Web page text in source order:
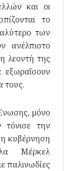
και οι
το
των
ανέλπιστο
λεοντή της
εξωραΐσουν
τους.
μόνο
την
κυβέρνηση
Μέρκελ
παλινωδίες